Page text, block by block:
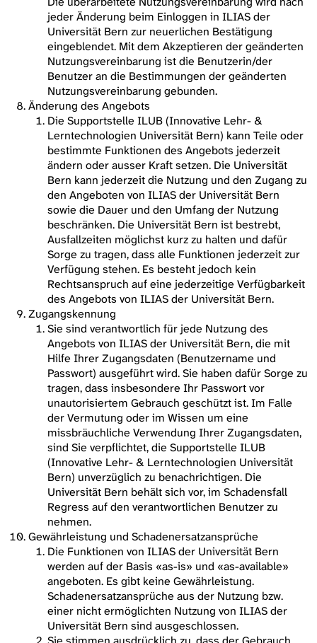
jeder Änderung beim Einloggen in ILIAS der
Universität Bern zur neuerlichen Bestätigung
eingeblendet. Mit dem Akzeptieren der geänderten
Nutzungsvereinbarung ist die Benutzerin/der
Benutzer an die Bestimmungen der geänderten
Nutzungsvereinbarung gebunden.
Änderung des Angebots
Die Supportstelle ILUB (Innovative Lehr- &
Lerntechnologien Universität Bern) kann Teile oder
bestimmte Funktionen des Angebots jederzeit
ändern oder ausser Kraft setzen. Die Universität
Bern kann jederzeit die Nutzung und den Zugang zu
den Angeboten von ILIAS der Universität Bern
sowie die Dauer und den Umfang der Nutzung
beschränken. Die Universität Bern ist bestrebt,
Ausfallzeiten möglichst kurz zu halten und dafür
Sorge zu tragen, dass alle Funktionen jederzeit zur
Verfügung stehen. Es besteht jedoch kein
Rechtsanspruch auf eine jederzeitige Verfügbarkeit
des Angebots von ILIAS der Universität Bern.
Zugangskennung
Sie sind verantwortlich für jede Nutzung des
Angebots von ILIAS der Universität Bern, die mit
Hilfe Ihrer Zugangsdaten (Benutzername und
Passwort) ausgeführt wird. Sie haben dafür Sorge zu
tragen, dass insbesondere Ihr Passwort vor
unautorisiertem Gebrauch geschützt ist. Im Falle
der Vermutung oder im Wissen um eine
missbräuchliche Verwendung Ihrer Zugangsdaten,
sind Sie verpflichtet, die Supportstelle ILUB
(Innovative Lehr- & Lerntechnologien Universität
Bern) unverzüglich zu benachrichtigen. Die
Universität Bern behält sich vor, im Schadensfall
Regress auf den verantwortlichen Benutzer zu
nehmen.
Gewährleistung und Schadenersatzansprüche
Die Funktionen von ILIAS der Universität Bern
werden auf der Basis «as-is» und «as-available»
angeboten. Es gibt keine Gewährleistung.
Schadenersatzansprüche aus der Nutzung bzw.
einer nicht ermöglichten Nutzung von ILIAS der
Universität Bern sind ausgeschlossen.